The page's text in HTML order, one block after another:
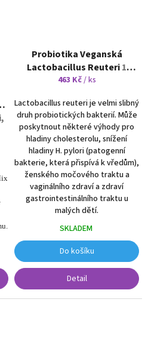
Probiotika Veganská
Lactobacillus Reuteri1
sáček po 5 gramech
463 Kč/ ks
Lactobacillus reuteri je velmi slibný
druh probiotických bakterií. Může
poskytnout některé výhody pro
hladiny cholesterolu, snížení
hladiny H. pylori (patogenní
bakterie, která přispívá k vředům),
ženského močového traktu a
vaginálního zdraví a zdraví
gastrointestinálního traktu u
malých dětí.
SKLADEM
Do košíku
Detail